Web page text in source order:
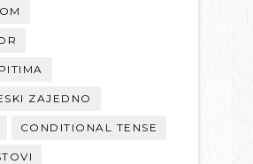
ZAJEDNO
CONDITIONAL TENSE